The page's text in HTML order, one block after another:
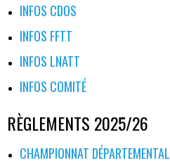
INFOS CDOS
INFOS FFTT
INFOS LNATT
INFOS COMITÉ
RÈGLEMENTS 2025/26
CHAMPIONNAT DÉPARTEMENTAL